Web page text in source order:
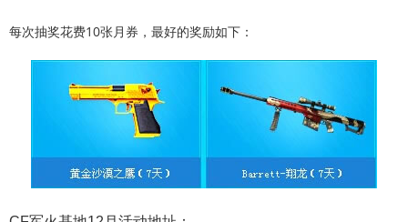
每次抽奖花费10张月券，最好的奖励如下：